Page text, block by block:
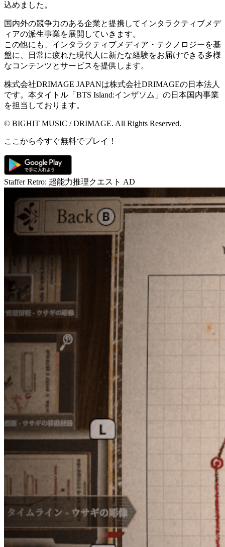
込めました。
国内外の競争力のある企業と提携してインタラクティブメデ
ィアの派生事業を展開していきます。
この他にも、インタラクティブメディア・テクノロジーを基
盤に、日常に疲れた現代人に新たな経験をお届けできる多様
なコンテンツとサービスを提供します。
株式会社DRIMAGE JAPANは株式会社DRIMAGEの日本法人
です。本タイトル「BTS Island:インザソム」の日本国内事業
を担当しております。
© BIGHIT MUSIC / DRIMAGE. All Rights Reserved.
ここから今すぐ無料でプレイ！
Staffer Retro: 超能力推理クエスト AD